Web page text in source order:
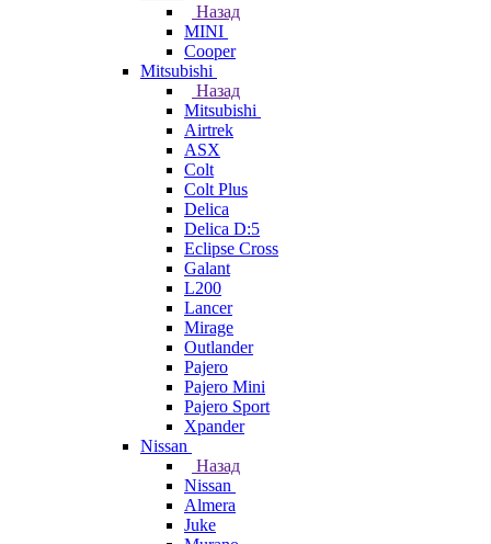
Назад
MINI
Cooper
Mitsubishi
Назад
Mitsubishi
Airtrek
ASX
Colt
Colt Plus
Delica
Delica D:5
Eclipse Cross
Galant
L200
Lancer
Mirage
Outlander
Pajero
Pajero Mini
Pajero Sport
Xpander
Nissan
Назад
Nissan
Almera
Juke